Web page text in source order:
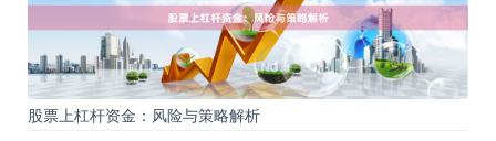
股票上杠杆资金：风险与策略解析